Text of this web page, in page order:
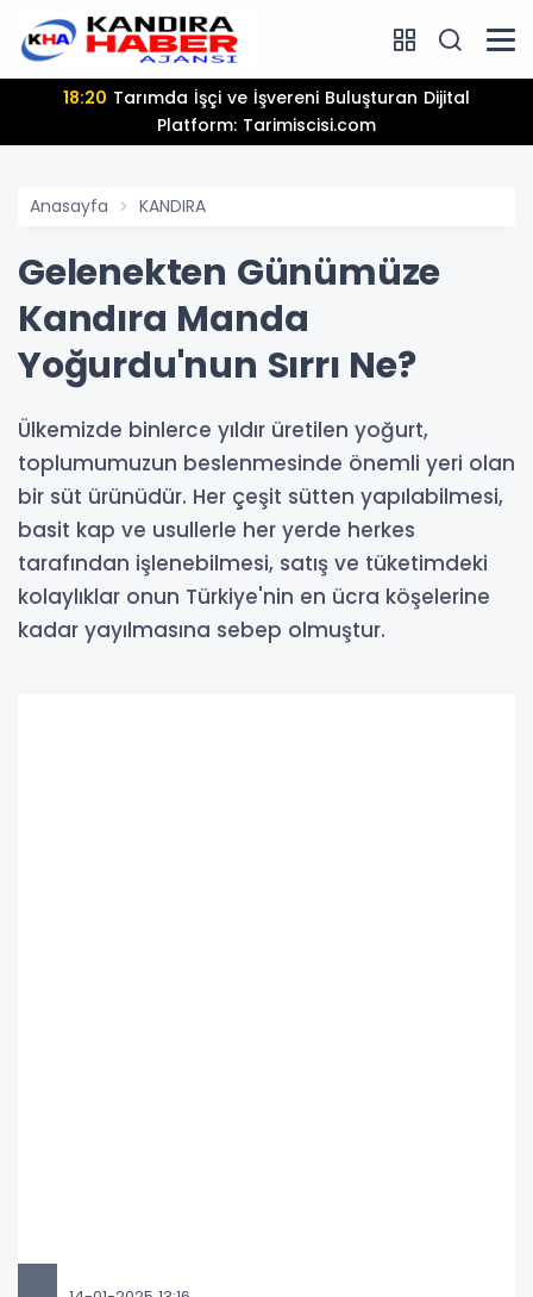
13:25 Hamiyet Elmas Son Yolculuğuna Uğurlanıyor
Anasayfa KANDIRA
Gelenekten Günümüze
Kandıra Manda
Yoğurdu'nun Sırrı Ne?
Ülkemizde binlerce yıldır üretilen yoğurt,
toplumumuzun beslenmesinde önemli yeri olan
bir süt ürünüdür. Her çeşit sütten yapılabilmesi,
basit kap ve usullerle her yerde herkes
tarafından işlenebilmesi, satış ve tüketimdeki
kolaylıklar onun Türkiye'nin en ücra köşelerine
kadar yayılmasına sebep olmuştur.